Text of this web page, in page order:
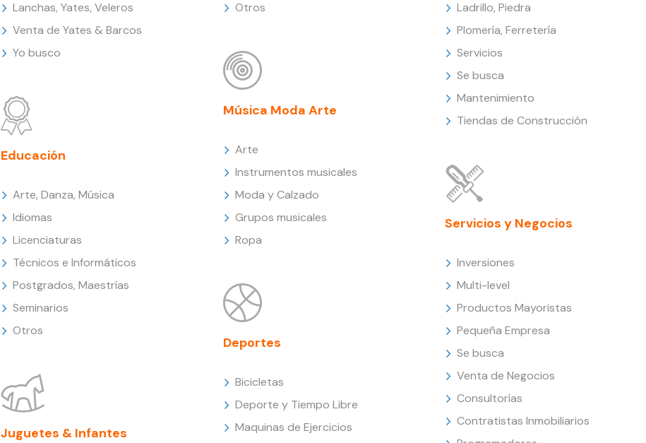
Lanchas, Yates, Veleros
Venta de Yates & Barcos
Yo busco
Educación
Arte, Danza, Música
Idiomas
Licenciaturas
Técnicos e Informáticos
Postgrados, Maestrías
Seminarios
Otros
Juguetes & Infantes
Otros
Música Moda Arte
Arte
Instrumentos musicales
Moda y Calzado
Grupos musicales
Ropa
Deportes
Bicicletas
Deporte y Tiempo Libre
Maquinas de Ejercicios
Ladrillo, Piedra
Plomería, Ferretería
Servicios
Se busca
Mantenimiento
Tiendas de Construcción
Servicios y Negocios
Inversiones
Multi-level
Productos Mayoristas
Pequeña Empresa
Se busca
Venta de Negocios
Consultorías
Contratistas Inmobiliarios